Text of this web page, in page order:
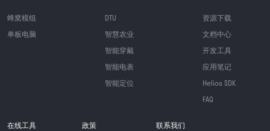
蜂窝模组
单板电脑
DTU
智慧农业
智能穿戴
智能电表
智能定位
资源下载
文档中心
开发工具
应用笔记
Helios SDK
FAQ
在线工具 政策 联系我们